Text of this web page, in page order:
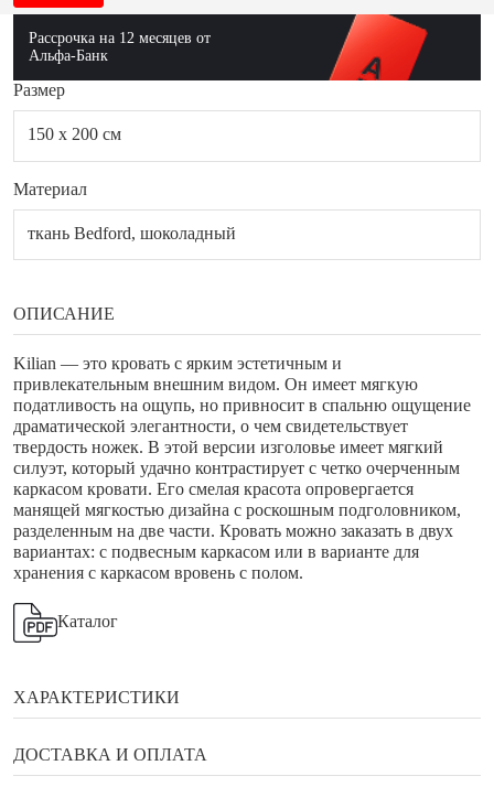
Рассрочка на 12 месяцев от
Альфа-Банк
Размер
150 x 200 см
Материал
ткань Bedford, шоколадный
ОПИСАНИЕ
Kilian — это кровать с ярким эстетичным и
привлекательным внешним видом. Он имеет мягкую
податливость на ощупь, но привносит в спальню ощущение
драматической элегантности, о чем свидетельствует
твердость ножек. В этой версии изголовье имеет мягкий
силуэт, который удачно контрастирует с четко очерченным
каркасом кровати. Его смелая красота опровергается
манящей мягкостью дизайна с роскошным подголовником,
разделенным на две части. Кровать можно заказать в двух
вариантах: с подвесным каркасом или в варианте для
хранения с каркасом вровень с полом.
Каталог
ХАРАКТЕРИСТИКИ
Бренд
ДОСТАВКА И ОПЛАТА